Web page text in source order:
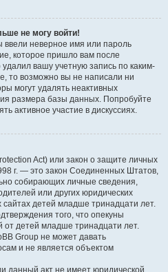
не могу войти!
неверное имя или пароль
которое пришло вам после
вашу учетную запись по каким-
то возможно вы не написали ни
могут удалять неактивных
размера базы данных. Попробуйте
активное участие в дискуссиях.
Act) или закон о защите личных
г. — это закон Соединенных Штатов,
собирающих личные сведения,
или других юридических
сайтах детей младше тринадцати лет.
того, что опекуны
детей младше тринадцати лет.
Group не может давать
и не является объектом
данный акт не имеет юридической